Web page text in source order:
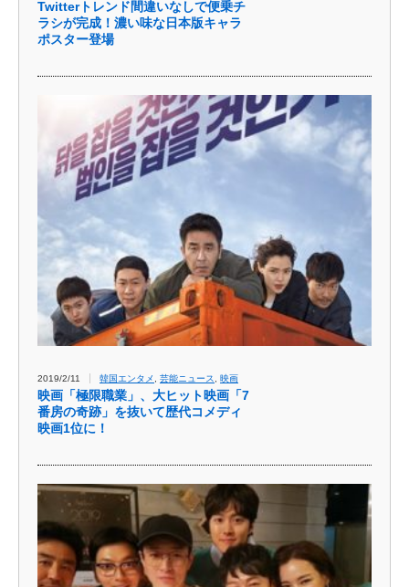
Twitterトレンド間違いなしで便乗チ
ラシが完成！濃い味な日本版キャラ
ポスター登場
2019/2/11 韓国エンタメ 芸能ニュース 映画
映画「極限職業」、大ヒット映画「7
番房の奇跡」を抜いて歴代コメディ
映画1位に！